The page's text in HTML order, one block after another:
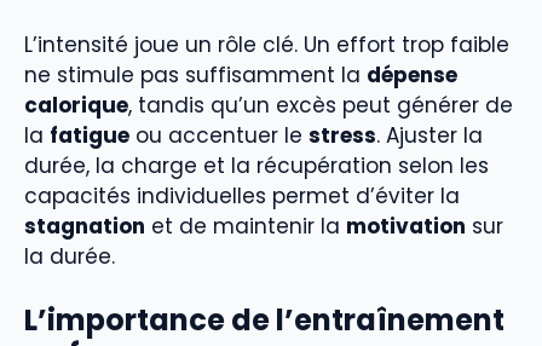
L’intensité joue un rôle clé. Un effort trop faible
ne stimule pas suffisamment la dépense
calorique, tandis qu’un excès peut générer de
la fatigue ou accentuer le stress. Ajuster la
durée, la charge et la récupération selon les
capacités individuelles permet d’éviter la
stagnation et de maintenir la motivation sur
la durée.
L’importance de l’entraînement